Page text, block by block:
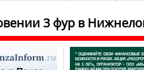
3 фур в